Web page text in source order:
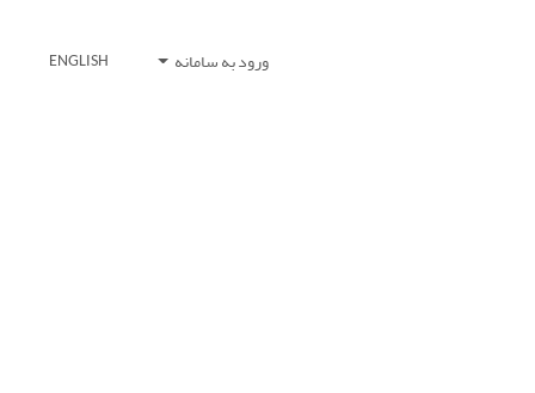
ورود به سامانه ENGLISH